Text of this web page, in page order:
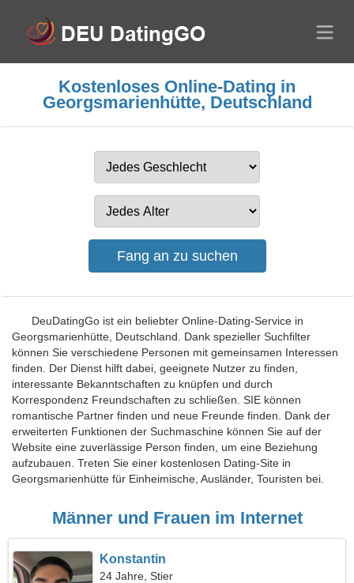
Kostenloses Online-Dating in
Georgsmarienhütte, Deutschland
DeuDatingGo ist ein beliebter Online-Dating-Service in
Georgsmarienhütte, Deutschland. Dank spezieller Suchfilter
können Sie verschiedene Personen mit gemeinsamen Interessen
finden. Der Dienst hilft dabei, geeignete Nutzer zu finden,
interessante Bekanntschaften zu knüpfen und durch
Korrespondenz Freundschaften zu schließen. SIE können
romantische Partner finden und neue Freunde finden. Dank der
erweiterten Funktionen der Suchmaschine können Sie auf der
Website eine zuverlässige Person finden, um eine Beziehung
aufzubauen. Treten Sie einer kostenlosen Dating-Site in
Georgsmarienhütte für Einheimische, Ausländer, Touristen bei.
Männer und Frauen im Internet
Konstantin
24 Jahre, Stier